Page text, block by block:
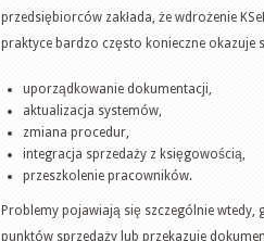
przedsiębiorców zakłada, że wdrożenie
praktyce bardzo często konieczne okazuje
uporządkowanie dokumentacji,
aktualizacja systemów,
zmiana procedur,
integracja sprzedaży z księgowością,
przeszkolenie pracowników.
Problemy pojawiają się szczególnie
punktów sprzedaży lub przekazuje